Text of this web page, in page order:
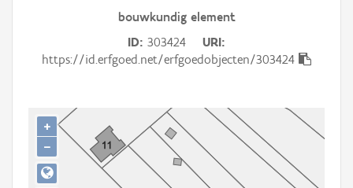
Gebeurtenis
Persoon of collectief
Downloads
bouwkundig element
ID 303424
URI
https://id.erfgoed.net/erfgoedobjecten/303424
+
−